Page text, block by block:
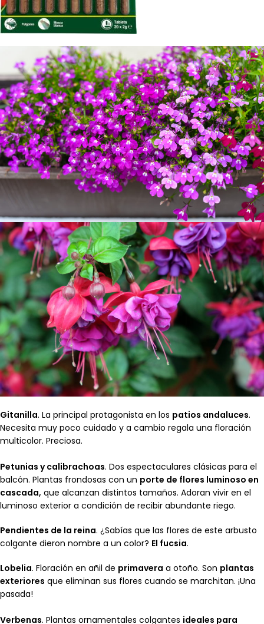
Gitanilla. La principal protagonista en los patios andaluces.
Necesita muy poco cuidado y a cambio regala una floración
multicolor. Preciosa.
Petunias y calibrachoas. Dos espectaculares clásicas para el
balcón. Plantas frondosas con un porte de flores luminoso en
cascada, que alcanzan distintos tamaños. Adoran vivir en el
luminoso exterior a condición de recibir abundante riego.
Pendientes de la reina. ¿Sabías que las flores de este arbusto
colgante dieron nombre a un color? El fucsia.
Lobelia. Floración en añil de primavera a otoño. Son plantas
exteriores que eliminan sus flores cuando se marchitan. ¡Una
pasada!
Verbenas. Plantas ornamentales colgantes ideales para